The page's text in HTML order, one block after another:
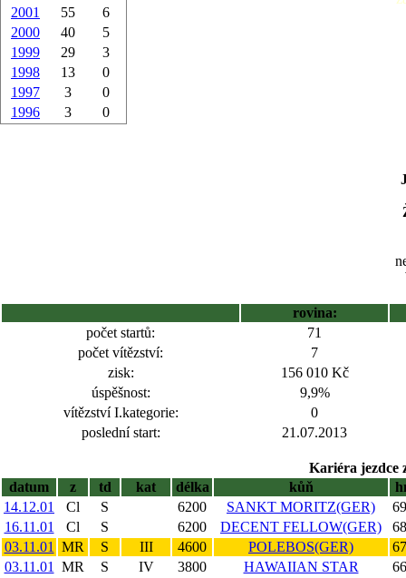
2001
55
6
2000
40
5
1999
29
3
1998
13
0
1997
3
0
1996
3 0
rovina:
počet startů:
71
počet vítězství:
7
zisk:
156 010 Kč
úspěšnost:
9,9%
vítězství I.kategorie:
0
poslední start:
21.07.2013
Kariéra jezdce
datum
z td kat délka kůň
14.12.01
Cl S 6200 SANKT MORITZ(GER)
16.11.01
Cl S 6200 DECENT FELLOW(GER)
03.11.01
MR S III 4600 POLEBOS(GER)
03.11.01
MR S IV 3800 HAWAIIAN STAR